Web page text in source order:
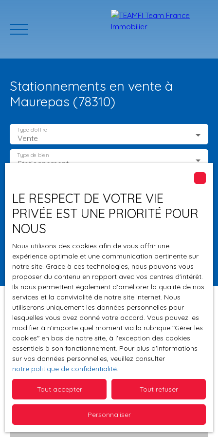
ACCUEIL PROGRAMMES
Estimation
Stationnements en vente à
Maurepas (78310)
Vente
Type d'offre
Stationnement
Type de bien
Budget max (€)
Surface min (m²)
Rechercher
Pertinence
Trier par Créer une alerte
LE RESPECT DE VOTRE VIE
PRIVÉE EST UNE PRIORITÉ POUR
NOUS
Nous utilisons des cookies afin de vous offrir une
expérience optimale et une communication pertinente sur
notre site. Grace à ces technologies, nous pouvons vous
proposer du contenu en rapport avec vos centres d'intérêt.
Ils nous permettent également d'améliorer la qualité de nos
services et la convivialité de notre site internet. Nous
utiliserons uniquement les données personnelles pour
lesquelles vous avez donné votre accord. Vous pouvez les
modifier à n'importe quel moment via la rubrique ″Gérer les
cookies″ en bas de notre site, à l'exception des cookies
essentiels à son fonctionnement. Pour plus d'informations
sur vos données personnelles, veuillez consulter
notre politique de confidentialité.
Tout accepter Tout refuser
Personnaliser